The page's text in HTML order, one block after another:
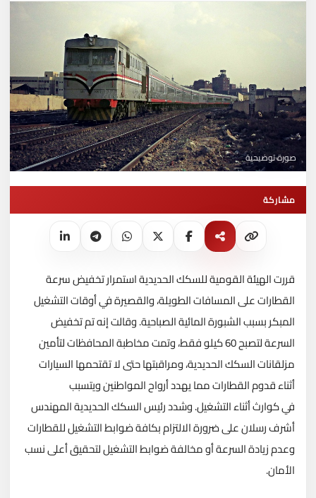
صورة توضيحية
مشاركة
قررت الهيئة القومية للسكك الحديدية استمرار تخفيض سرعة
القطارات على المسافات الطويلة، والقصيرة في أوقات التشغيل
المبكر بسبب الشبورة المائية الصباحية. وقالت إنه تم تخفيض
السرعة لتصبح 60 كيلو فقط، وتمت مخاطبة المحافظات لتأمين
مزلقانات السكك الحديدية، ومراقبتها حتى لا تقتحمها السيارات
أثناء قدوم القطارات مما يهدد أرواح المواطنين ويتسبب
في كوارث أثناء التشغيل. وشدد رئيس السكك الحديدية المهندس
أشرف رسلان على ضرورة الالتزام بكافة ضوابط التشغيل للقطارات
وعدم زيادة السرعة أو مخالفة ضوابط التشغيل لتحقيق أعلى نسب
الأمان.